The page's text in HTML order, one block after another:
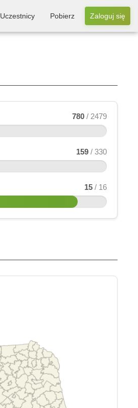
Uczestnicy Pobierz Zaloguj się
780 / 2479
159 / 330
15 / 16